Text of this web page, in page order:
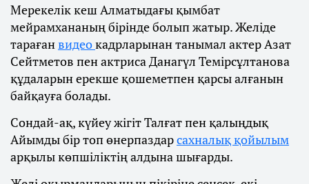
Мерекелік кеш Алматыдағы қымбат
мейрамхананың бірінде болып жатыр. Желіде
тарағанвидеокадрларынан танымал актер Азат
Сейтметов пен актриса Данагүл Темірсұлтанова
құдаларын ерекше қошеметпен қарсы алғанын
байқауға болады.
Сондай-ақ, күйеу жігіт Талғат пен қалыңдық
Айымды бір топ өнерпаздарсахналық қойылым
арқылы көпшіліктің алдына шығарды.